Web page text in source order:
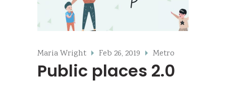
Maria Wright Feb 26, 2019 Metro
Public places 2.0